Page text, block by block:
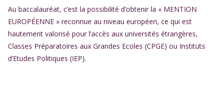
Au baccalauréat, c’est la possibilité d’obtenir la « MENTION
EUROPÉENNE » reconnue au niveau européen, ce qui est
hautement valorisé pour l’accès aux universités étrangères,
Classes Préparatoires aux Grandes Ecoles (CPGE) ou Instituts
d’Etudes Politiques (IEP).